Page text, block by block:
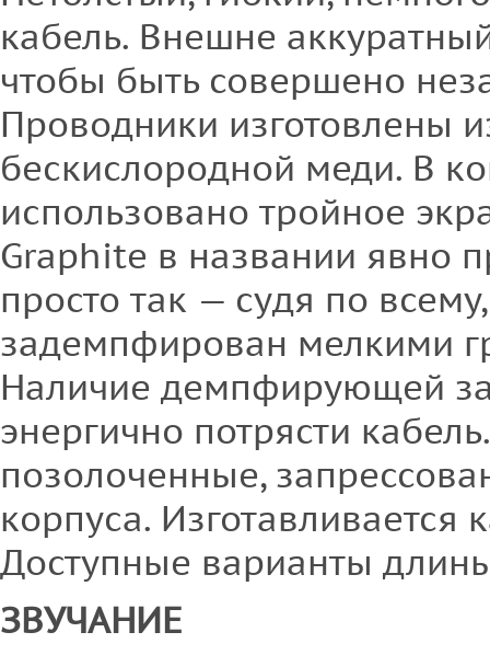
кабель. Внешне
чтобы быть совершено
Проводники изготовлены
бескислородной меди. В
использовано тройное
Graphite в названии явно
просто так — судя по
задемпфирован мелкими
Наличие демпфирующей
энергично потрясти
позолоченные,
корпуса. Изготавливается
Доступные варианты
ЗВУЧАНИЕ